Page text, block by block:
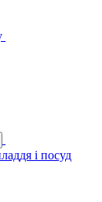
і посуд